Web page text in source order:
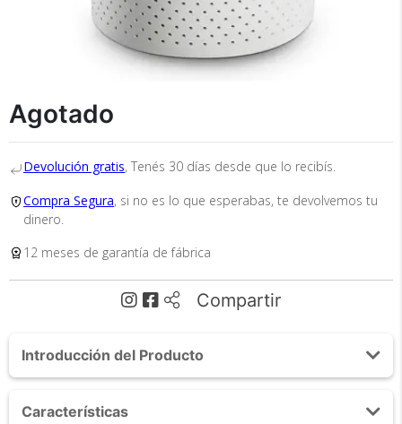
Agotado
Devolución gratis, Tenés 30 días desde que lo recibís.
Compra Segura, si no es lo que esperabas, te devolvemos tu
dinero.
12 meses de garantía de fábrica
Compartir
Introducción del Producto
Aromatizante 1100mL Recargable Portatil
Características
Recibí el producto que esperabas o
te devolvemos tu dinero.
En Bidcom te aseguramos recibir el producto
dinero!